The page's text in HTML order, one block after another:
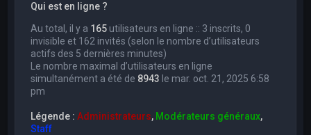
Qui est en ligne ?
Au total, il y a 165 utilisateurs en ligne :: 3 inscrits, 0
invisible et 162 invités (selon le nombre d’utilisateurs
actifs des 5 dernières minutes)
Le nombre maximal d’utilisateurs en ligne
simultanément a été de 8943 le mar. oct. 21, 2025 6:58
pm
Légende :Administrateurs, Modérateurs généraux,
Staff